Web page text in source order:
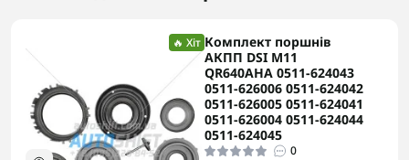
🔥 Хіт Комплект поршнів
АКПП DSI M11
QR640AHA 0511-624043
0511-626006 0511-624042
0511-626005 0511-624041
0511-626004 0511-624044
0511-624045
0